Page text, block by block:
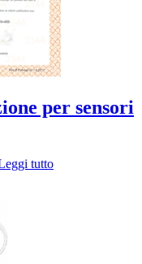
per sensori
tutto